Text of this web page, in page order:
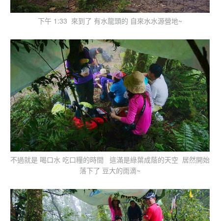
下午 1:33 來到了 有水龍頭的 自來水水源營地~
不過就是 喝口水 吃口糧的時間 這滿是綠葉成蔭的天空 居然開始
落下了 豆大的雨滴~